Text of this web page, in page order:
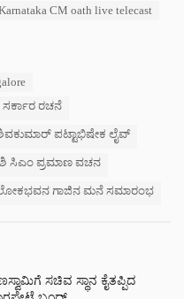
CM oath live telecast
ರಚನೆ
ಪಟ್ಟಾಭಿಷೇಕ ಲೈವ್
ಸಿಎಂ ಪ್ರಮಾಣ ವಚನ
ಗಾಜಿನ ಮನೆ ಸಮಾರಂಭ
ಸಚಿವ ಸ್ಥಾನ ಕೈತಪ್ಪಿದ